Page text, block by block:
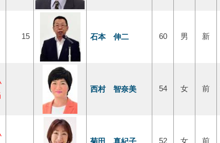
15 石本 伸二 60 男 新
西村 智奈美 54 女 前
菊田 真紀子 52 女 前